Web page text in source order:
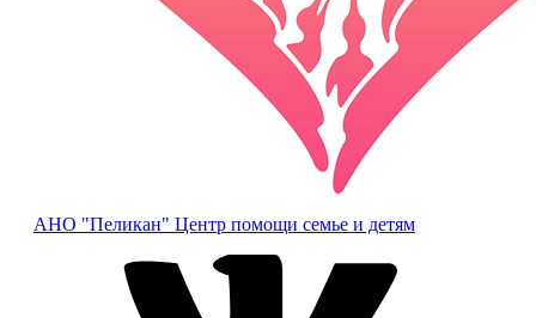
АНО "Пеликан" Центр помощи семье и детям